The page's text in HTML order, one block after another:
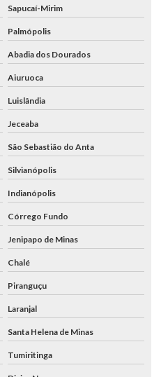
Sapucaí-Mirim
Palmópolis
Abadia dos Dourados
Aiuruoca
Luislândia
Jeceaba
São Sebastião do Anta
Silvianópolis
Indianópolis
Córrego Fundo
Jenipapo de Minas
Chalé
Piranguçu
Laranjal
Santa Helena de Minas
Tumiritinga